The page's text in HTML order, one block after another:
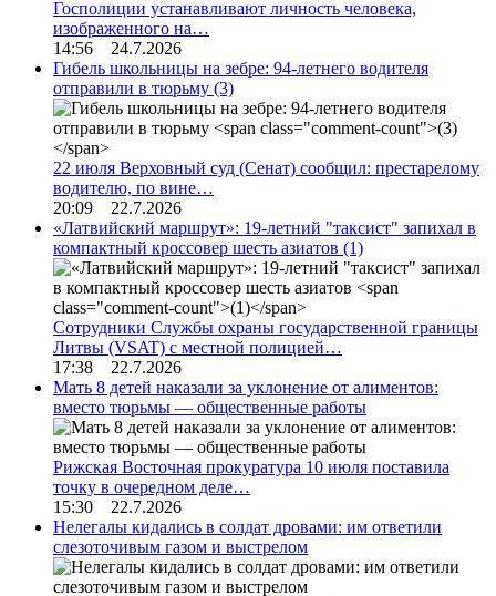
Госполиции устанавливают личность человека,
изображенного на…
14:56 24.7.2026
Гибель школьницы на зебре: 94-летнего водителя
отправили в тюрьму (3)
22 июля Верховный суд (Сенат) сообщил: престарелому
водителю, по вине…
20:09 22.7.2026
«Латвийский маршрут»: 19-летний "таксист" запихал в
компактный кроссовер шесть азиатов (1)
Сотрудники Службы охраны государственной границы
Литвы (VSAT) с местной полицией…
17:38 22.7.2026
Мать 8 детей наказали за уклонение от алиментов:
вместо тюрьмы — общественные работы
Рижская Восточная прокуратура 10 июля поставила
точку в очередном деле…
15:30 22.7.2026
Нелегалы кидались в солдат дровами: им ответили
слезоточивым газом и выстрелом